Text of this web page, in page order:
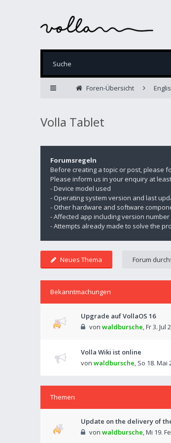
Foren-Übersicht
Volla Tablet
Forumsregeln
Before creating a topic or post, please
Please inform us in your enquiry at
- Device model used
- Operating system version and last
- Other hardware and software
- Affected app including version number
- Attempts already made to solve the
Neues Thema
Bekanntmachungen
Upgrade auf VollaOS 16
von waldbursche,Fr 3. Jul
Volla Wiki ist online
von waldbursche, So 18. Mai
Themen
Update on the delivery of
von waldbursche,Mi 19.